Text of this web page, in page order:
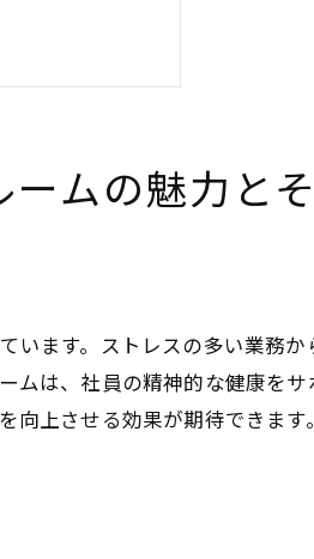
寄与する理由
ムの魅力と
います。ストレスの多い業務
ムは、社員の精神的な健康を
向上させる効果が期待できます